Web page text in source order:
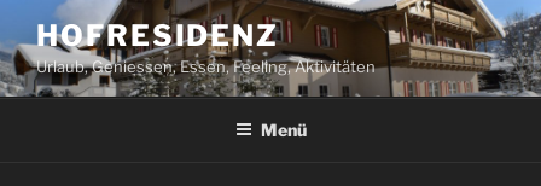
Inhalt
springen
HOFRESIDENZ
Urlaub, Geniessen, Essen, Feeling, Aktivitäten
Menü